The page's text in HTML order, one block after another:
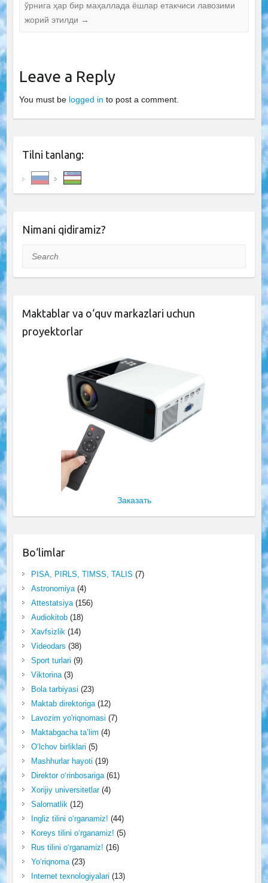
ўрнига ҳар бир маҳаллада ёшлар етакчиси лавозими
жорий этилди →
Leave a Reply
You must be logged in to post a comment.
Tilni tanlang:
Nimani qidiramiz?
Search
Maktablar va o‘quv markazlari uchun
proyektorlar
Заказать
Bo‘limlar
PISA, PIRLS, TIMSS, TALIS (7)
Astronomiya(4)
Attestatsiya(156)
Audiokitob(18)
Xavfsizlik(14)
Videodars (38)
Sport turlari (9)
Viktorina(3)
Bola tarbiyasi (23)
Maktab direktoriga(12)
Lavozim yo'riqnomasi (7)
Maktabgacha ta’lim (4)
O‘lchov birliklari (5)
Mashhurlar hayoti (19)
Direktor o‘rinbosariga(61)
Xorijiy universitetlar(4)
Salomatlik(12)
Ingliz tilini o‘rganamiz! (44)
Koreys tilini o‘rganamiz! (5)
Rus tilini o‘rganamiz! (16)
Yo‘riqnoma(23)
Internet texnologiyalari (13)